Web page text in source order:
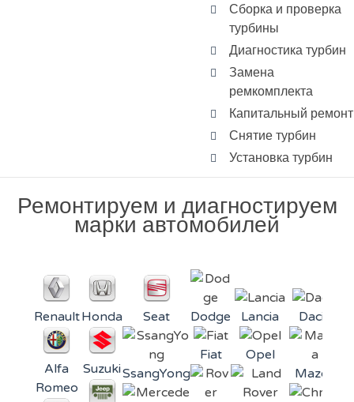
Сборка и проверка
турбины
Диагностика турбин
Замена
ремкомплекта
Капитальный ремонт
Снятие турбин
Установка турбин
Ремонтируем и диагностируем
марки автомобилей
Renault
Alfa
Romeo
Honda
Suzuki
Seat
SsangYong
Dodge
Fiat
Lancia
Opel
Dacia
Mazda